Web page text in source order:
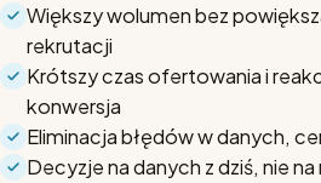
Większy wolumen bez
rekrutacji
Krótszy czas ofertowania i
konwersja
Eliminacja błędów w danych,
Decyzje na danych z dziś, nie